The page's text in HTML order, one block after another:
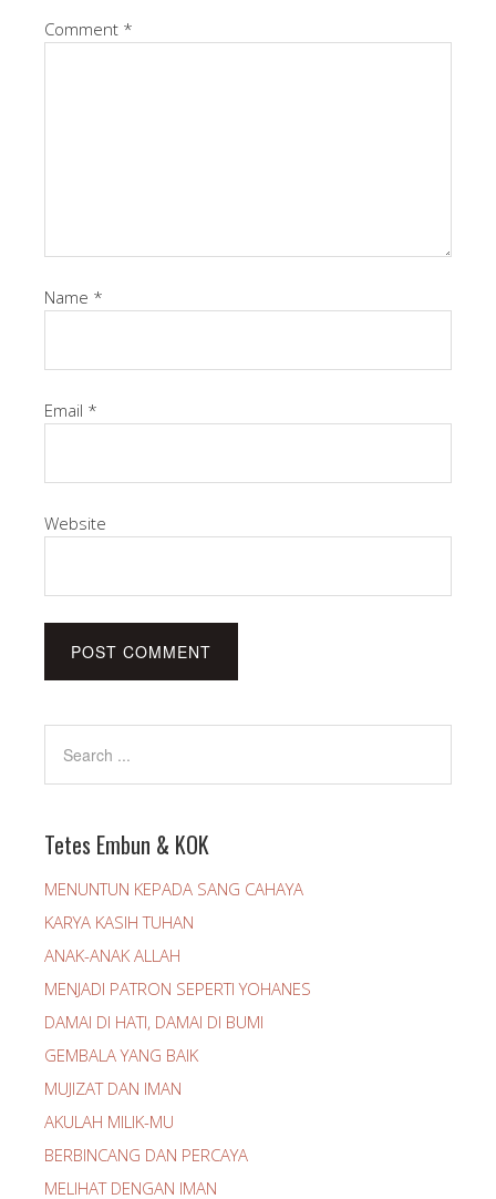
Comment *
Name *
Email *
Website
Tetes Embun & KOK
MENUNTUN KEPADA SANG CAHAYA
KARYA KASIH TUHAN
ANAK-ANAK ALLAH
MENJADI PATRON SEPERTI YOHANES
DAMAI DI HATI, DAMAI DI BUMI
GEMBALA YANG BAIK
MUJIZAT DAN IMAN
AKULAH MILIK-MU
BERBINCANG DAN PERCAYA
MELIHAT DENGAN IMAN